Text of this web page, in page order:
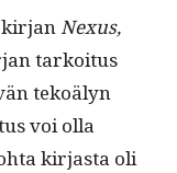
kir­janNexus,
tarkoi­tus
tekoä­lyn
voi olla
kir­jas­ta oli